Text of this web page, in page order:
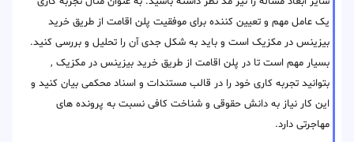
یک عامل مهم و تعیین کننده برای موفقیت پلن اقامت از طریق خرید
بیزینس در مکزیک است و باید به شکل جدی آن را تحلیل و بررسی کنید.
بسیار مهم است تا در پلن اقامت از طریق خرید بیزینس در مکزیک ,
بتوانید تجربه کاری خود را در قالب مستندات و اسناد محکمی بیان کنید و
این کار نیاز به دانش حقوقی و شناخت کافی نسبت به پرونده های
مهاجرتی دارد.